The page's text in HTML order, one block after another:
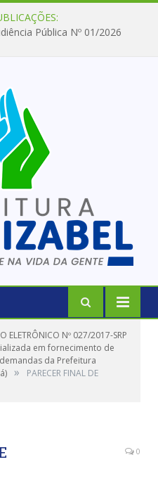
Pública Nº 01/2026
ELETRÔNICO Nº 027/2017-SRP
em fornecimento de
da Prefeitura
»
PARECER FINAL DE
0